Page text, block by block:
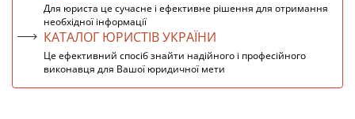
Для юриста це сучасне і ефективне рішення для отримання
необхідної інформації
КАТАЛОГ ЮРИСТІВ УКРАЇНИ
Це ефективний спосіб знайти надійного і професійного
виконавця для Вашої юридичної мети